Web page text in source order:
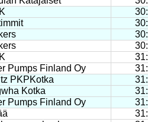
Pumps Finland Oy
PKPKotka
Kotka
Pumps Finland Oy